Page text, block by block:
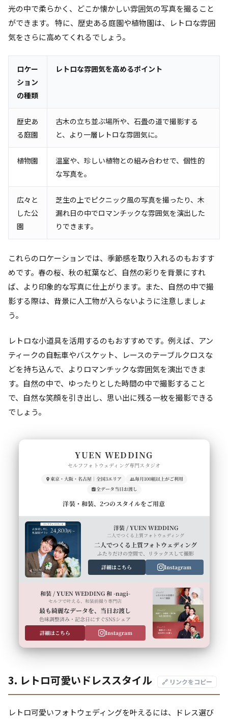
光の中で柔らかく、どこか懐かしい雰囲気の写真を撮ること
ができます。 特に、歴史ある庭園や植物園は、レトロな雰囲
気をさらに高めてくれるでしょう。
ロケー
ション
の種類
レトロな雰囲気を高めるポイント
歴史あ
る庭園
古木の立ち並ぶ場所や、石畳の道で撮影する
と、より一層レトロな雰囲気に。
植物園
温室や、珍しい植物との組み合わせで、個性的
な写真を。
広々と
した公
園
芝生の上でピクニック風の写真を撮ったり、木
漏れ日の中でロマンチックな雰囲気を演出した
りできます。
これらのロケーションでは、季節感を取り入れるのもおすす
めです。春の桜、秋の紅葉など、自然の彩りを背景にすれ
ば、より印象的な写真に仕上がります。また、自然の中で撮
影する際は、背景に人工物が入らないように注意しましょ
う。
レトロな小道具を活用するのもおすすめです。例えば、アン
ティークの自転車やバスケット、レースのテーブルクロスな
どを持ち込んで、よりロマンチックな雰囲気を演出できま
す。自然の中で、ゆったりとした時間の中で撮影すること
で、自然な笑顔を引き出し、思い出に残る一枚を撮影できる
でしょう。
YUEN WEDDING
セルフフォトウェディング専門スタジオ
東京・大阪・名古屋｜全国3エリア
毎月100組以上がご利用
全データ当日お渡し
洋装・和装、2つのスタイルをご用意
洋装 / YUEN WEDDING
二人でつくる上質フォトウェディング
二人でつくる上質フォトウェディング
ふたりだけの空間で、リラックスして撮影
詳細はこちら
Instagram
和装 / YUEN WEDDING 和 -nagi-
セルフで叶える、和装前撮り専門店
最も綺麗なデータを、当日お渡し
色味調整済み・記念日にすぐSNSシェア
詳細はこちら
Instagram
3. レトロ可愛いドレススタイル 🔗 リンクをコピー
レトロ可愛いフォトウェディングを叶えるには、ドレス選び